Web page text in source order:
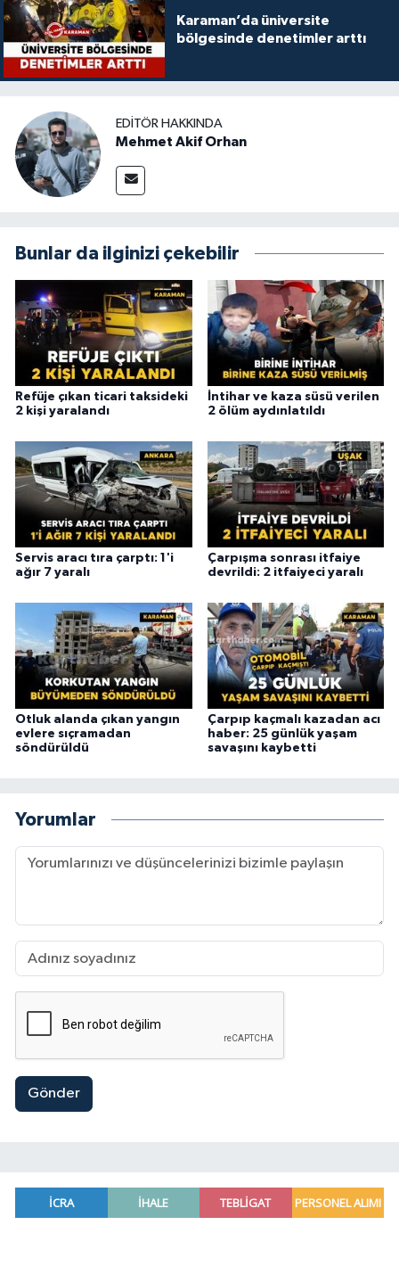
Karaman’da üniversite
bölgesinde denetimler arttı
EDITÖR HAKKINDA
Mehmet Akif Orhan
Bunlar da ilginizi çekebilir
Refüje çıkan ticari taksideki
2 kişi yaralandı
İntihar ve kaza süsü verilen
2 ölüm aydınlatıldı
Servis aracı tıra çarptı: 1'i
ağır 7 yaralı
Çarpışma sonrası itfaiye
devrildi: 2 itfaiyeci yaralı
Otluk alanda çıkan yangın
evlere sıçramadan
söndürüldü
Çarpıp kaçmalı kazadan acı
haber: 25 günlük yaşam
savaşını kaybetti
Yorumlar
Gönder